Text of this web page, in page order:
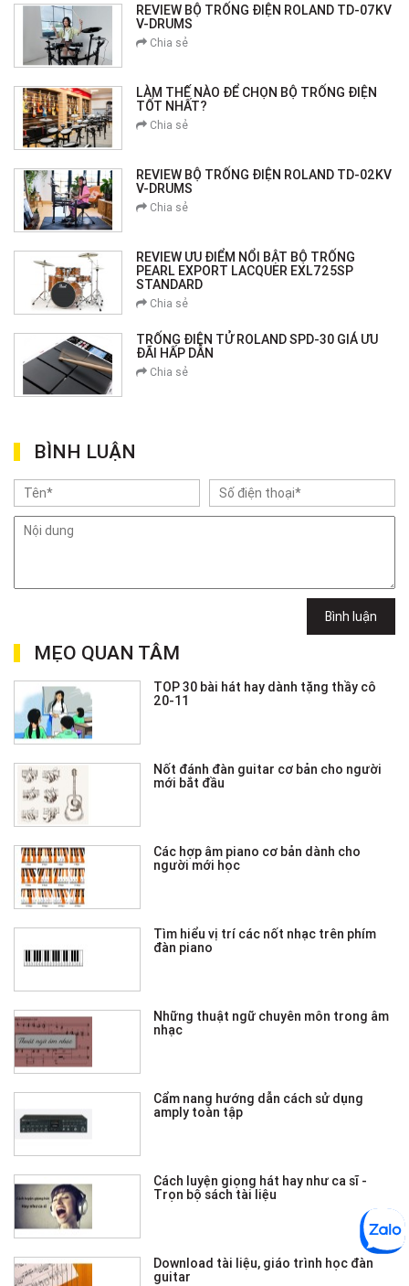
REVIEW BỘ TRỐNG ĐIỆN ROLAND TD-07KV
V-DRUMS
Chia sẻ
LÀM THẾ NÀO ĐỂ CHỌN BỘ TRỐNG ĐIỆN
TỐT NHẤT?
Chia sẻ
REVIEW BỘ TRỐNG ĐIỆN ROLAND TD-02KV
V-DRUMS
Chia sẻ
REVIEW ƯU ĐIỂM NỔI BẬT BỘ TRỐNG
PEARL EXPORT LACQUER EXL725SP
STANDARD
Chia sẻ
TRỐNG ĐIỆN TỬ ROLAND SPD-30 GIÁ ƯU
ĐÃI HẤP DẪN
Chia sẻ
BÌNH LUẬN
Bình luận
MẸO QUAN TÂM
TOP 30 bài hát hay dành tặng thầy cô
20-11
Nốt đánh đàn guitar cơ bản cho người
mới bắt đầu
Các hợp âm piano cơ bản dành cho
người mới học
Tìm hiểu vị trí các nốt nhạc trên phím
đàn piano
Những thuật ngữ chuyên môn trong âm
nhạc
Cẩm nang hướng dẫn cách sử dụng
amply toàn tập
Cách luyện giọng hát hay như ca sĩ -
Trọn bộ sách tài liệu
Download tài liệu, giáo trình học đàn
guitar